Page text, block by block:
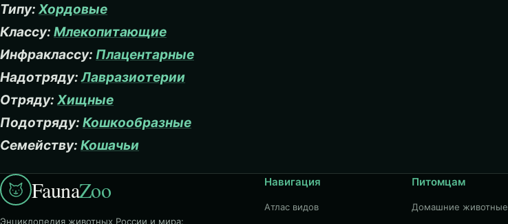
Типу: Хордовые
Классу: Млекопитающие
Инфраклассу: Плацентарные
Надотряду:Лавразиотерии
Отряду: Хищные
Подотряду: Кошкообразные
Семейству: Кошачьи
FaunaZoo
Энциклопедия животных России и мира:
Навигация
Атлас видов
Питомцам
Домашние животные